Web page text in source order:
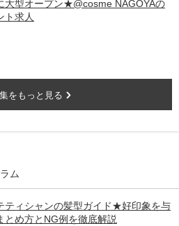
大型オープン★@cosme NAGOYAの
ト求人
をもっと見る
ム
ティシャンの髪型ガイド★好印象を与
とめ方とNG例を徹底解説